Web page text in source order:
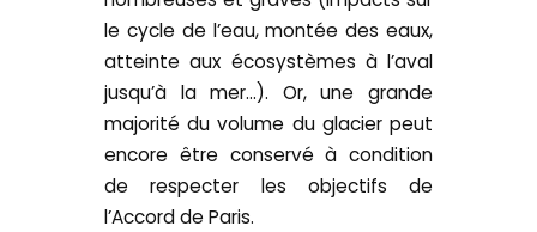
le cycle de l’eau, montée des eaux,
atteinte aux écosystèmes à l’aval
jusqu’à la mer…). Or, une grande
majorité du volume du glacier peut
encore être conservé à condition
de respecter les objectifs de
l’Accord de Paris.